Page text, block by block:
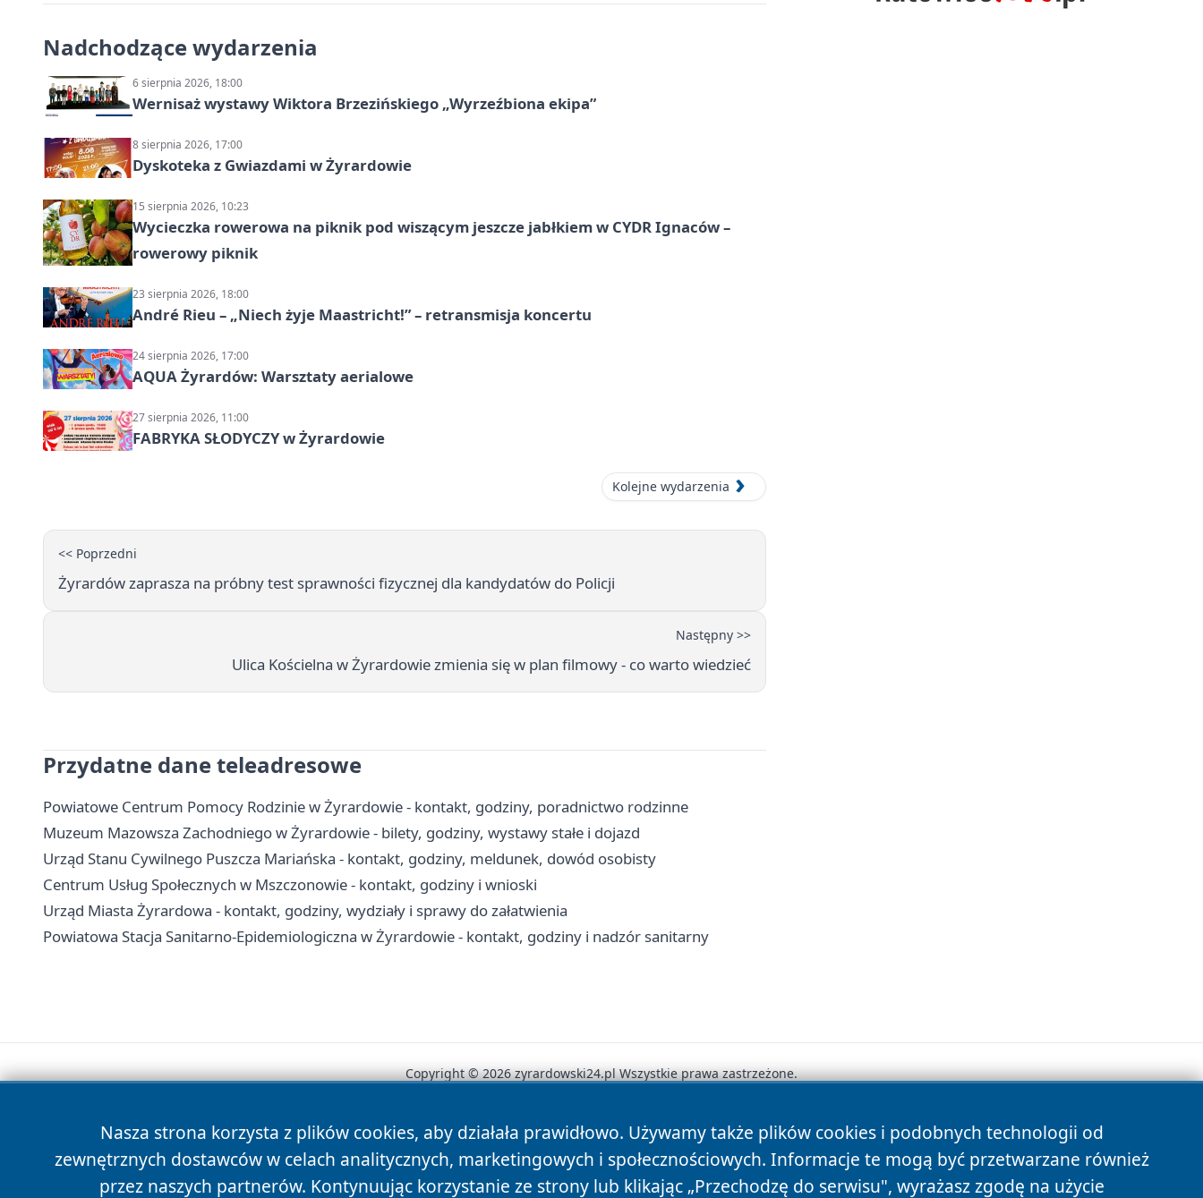
Nadchodzące wydarzenia
6 sierpnia 2026, 18:00
Wernisaż wystawy Wiktora Brzezińskiego „Wyrzeźbiona ekipa”
8 sierpnia 2026, 17:00
Dyskoteka z Gwiazdami w Żyrardowie
15 sierpnia 2026, 10:23
Wycieczka rowerowa na piknik pod wiszącym jeszcze jabłkiem w CYDR Ignaców –
rowerowy piknik
23 sierpnia 2026, 18:00
André Rieu – „Niech żyje Maastricht!” – retransmisja koncertu
24 sierpnia 2026, 17:00
AQUA Żyrardów: Warsztaty aerialowe
27 sierpnia 2026, 11:00
FABRYKA SŁODYCZY w Żyrardowie
Kolejne wydarzenia
<< Poprzedni
Żyrardów zaprasza na próbny test sprawności fizycznej dla kandydatów do Policji
Następny >>
Ulica Kościelna w Żyrardowie zmienia się w plan filmowy - co warto wiedzieć
Przydatne dane teleadresowe
Powiatowe Centrum Pomocy Rodzinie w Żyrardowie - kontakt, godziny, poradnictwo rodzinne
Muzeum Mazowsza Zachodniego w Żyrardowie - bilety, godziny, wystawy stałe i dojazd
Urząd Stanu Cywilnego Puszcza Mariańska - kontakt, godziny, meldunek, dowód osobisty
Centrum Usług Społecznych w Mszczonowie - kontakt, godziny i wnioski
Urząd Miasta Żyrardowa - kontakt, godziny, wydziały i sprawy do załatwienia
Powiatowa Stacja Sanitarno-Epidemiologiczna w Żyrardowie - kontakt, godziny i nadzór sanitarny
Nasza strona korzysta z plików cookies, aby działała prawidłowo. Używamy także plików cookies i podobnych technologii od
zewnętrznych dostawców w celach analitycznych, marketingowych i społecznościowych. Informacje te mogą być przetwarzane również
przez naszych partnerów. Kontynuując korzystanie ze strony lub klikając „Przechodzę do serwisu", wyrażasz zgodę na użycie
Copyright © 2026 zyrardowski24.pl Wszystkie prawa zastrzeżone.
News Autorzy Polityka Prywatności Polityka Cookies